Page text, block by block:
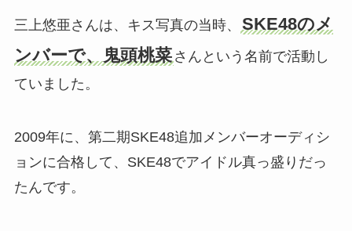
三上悠亜さんは、キス写真の当時、
SKE48のメ
ンバーで、鬼頭桃菜 さんという名前で活動し
ていました。
2009年に、第二期SKE48追加メンバーオーディシ
ョンに合格して、SKE48でアイドル真っ盛りだっ
たんです。